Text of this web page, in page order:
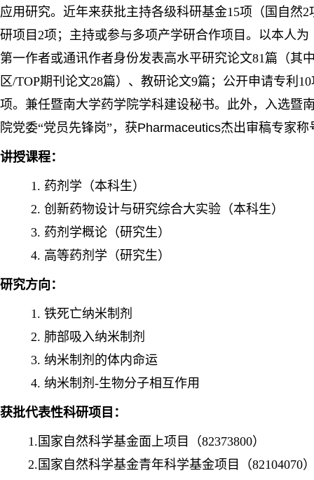
应用研究。近年来获批主持各级科研基金15项（国自然2
研项目2项；主持或参与多项产学研合作项目。以本人为
第一作者或通讯作者身份发表高水平研究论文81篇（其
区/TOP期刊论文28篇）、教研论文9篇；公开申请专利
项。兼任暨南大学药学院学科建设秘书。此外，入选暨
院党委“党员先锋岗”，获Pharmaceutics杰出审稿专家称
讲授课程：
1. 药剂学（本科生）
2. 创新药物设计与研究综合大实验（本科生）
3. 药剂学概论（研究生）
4. 高等药剂学（研究生）
研究方向：
1. 铁死亡纳米制剂
2. 肺部吸入纳米制剂
3. 纳米制剂的体内命运
4. 纳米制剂-生物分子相互作用
获批代表性科研项目：
1.国家自然科学基金面上项目（82373800）
2.国家自然科学基金青年科学基金项目（82104070